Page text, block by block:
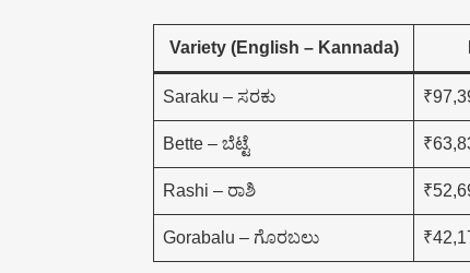
Variety (English – Kannada)
Saraku – ಸರಕು
Bette – ಬೆಟ್ಟೆ
Rashi – ರಾಶಿ
Gorabalu – ಗೊರಬಲು